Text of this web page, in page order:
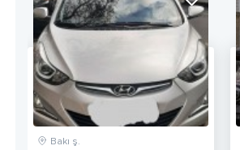
Bakı ş.